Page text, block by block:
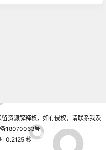
留资源解释权，如有侵权，请联系我及
18070063号
0.2125 秒